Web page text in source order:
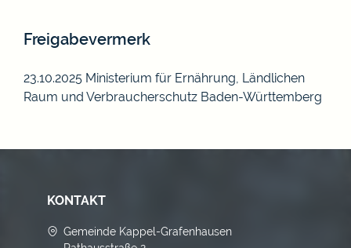
Freigabevermerk
23.10.2025 Ministerium für Ernährung, Ländlichen
Raum und Verbraucherschutz Baden-Württemberg
KONTAKT
Gemeinde Kappel-Grafenhausen